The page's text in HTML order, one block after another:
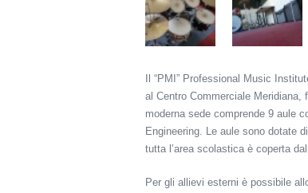
Il “PMI” Professional Music
al Centro Commerciale Meridiana,
moderna sede comprende 9 aule
Engineering. Le aule sono dotate
tutta l’area scolastica è coperta
Per gli allievi esterni è possibile